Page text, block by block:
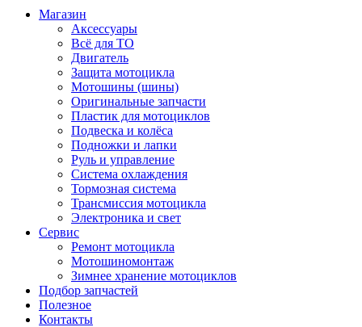
Магазин
Аксессуары
Всё для ТО
Двигатель
Защита мотоцикла
Мотошины (шины)
Оригинальные запчасти
Пластик для мотоциклов
Подвеска и колёса
Подножки и лапки
Руль и управление
Система охлаждения
Тормозная система
Трансмиссия мотоцикла
Электроника и свет
Сервис
Ремонт мотоцикла
Мотошиномонтаж
Зимнее хранение мотоциклов
Подбор запчастей
Полезное
Контакты